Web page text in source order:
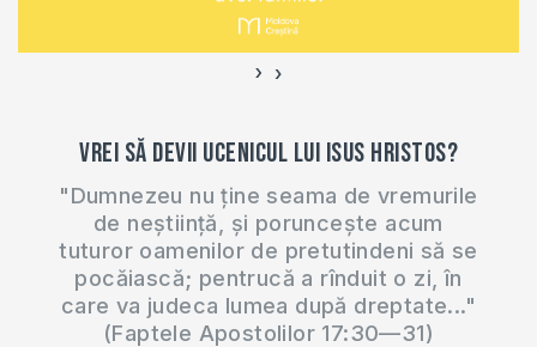
‹ ›
Vrei să devii ucenicul lui Isus Hristos?
"Dumnezeu nu ține seama de vremurile
de neștiință, și poruncește acum
tuturor oamenilor de pretutindeni să se
pocăiască; pentrucă a rînduit o zi, în
care va judeca lumea după dreptate..."
(Faptele Apostolilor 17:30—31)